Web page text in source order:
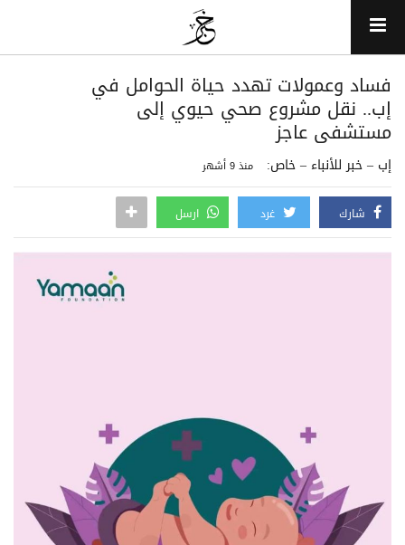
فساد وعمولات تهدد حياة الحوامل في
إب.. نقل مشروع صحي حيوي إلى
مستشفى عاجز
إب – خبر للأنباء – خاص: منذ 9 أشهر
شارك غرد ارسل